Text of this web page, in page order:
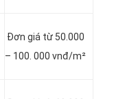
Đơn giá từ 50.000
– 100. 000 vnđ/m²